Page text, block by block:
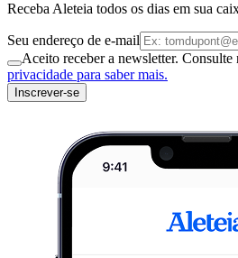
Receba Aleteia todos os dias em sua
Seu endereço de e-mail
Aceito receber a newsletter. Consulte
privacidade para saber mais.
Inscrever-se